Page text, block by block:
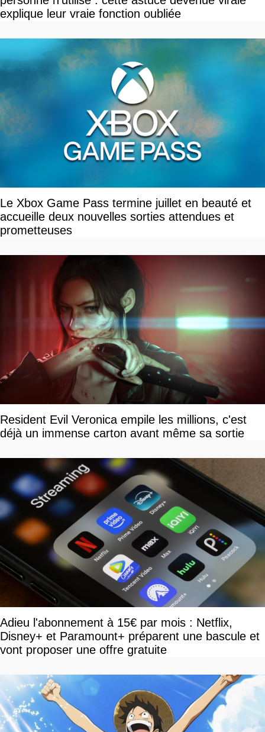
explique leur vraie fonction oubliée
Le Xbox Game Pass termine juillet en beauté et
accueille deux nouvelles sorties attendues et
prometteuses
Resident Evil Veronica empile les millions, c'est
déjà un immense carton avant même sa sortie
Adieu l'abonnement à 15€ par mois : Netflix,
Disney+ et Paramount+ préparent une bascule et
vont proposer une offre gratuite